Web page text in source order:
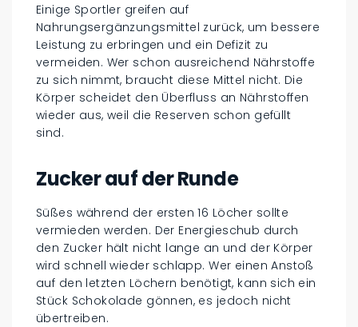
Einige Sportler greifen auf
Nahrungsergänzungsmittel zurück, um bessere
Leistung zu erbringen und ein Defizit zu
vermeiden. Wer schon ausreichend Nährstoffe
zu sich nimmt, braucht diese Mittel nicht. Die
Körper scheidet den Überfluss an Nährstoffen
wieder aus, weil die Reserven schon gefüllt
sind.
Zucker auf der Runde
Süßes während der ersten 16 Löcher sollte
vermieden werden. Der Energieschub durch
den Zucker hält nicht lange an und der Körper
wird schnell wieder schlapp. Wer einen Anstoß
auf den letzten Löchern benötigt, kann sich ein
Stück Schokolade gönnen, es jedoch nicht
übertreiben.